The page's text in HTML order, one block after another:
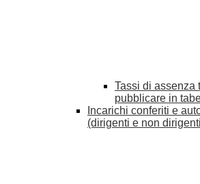
Tassi di assenza
pubblicare in
Incarichi conferiti e
(dirigenti e non